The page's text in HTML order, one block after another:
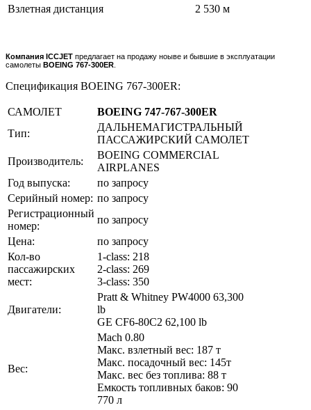
Взлетная дистанция
2 530 м
Компания ICCJET предлагает на продажу ноыве и бывшие в эксплуатации
самолеты BOEING 767-300ER
Спецификация BOEING 767-300ER:
САМОЛЕТ
BOEING 747-767-300ER
Тип:
ДАЛЬНЕМАГИСТРАЛЬНЫЙ
ПАССАЖИРСКИЙ САМОЛЕТ
Производитель:
BOEING COMMERCIAL
AIRPLANES
Год выпуска:
по запросу
Серийный номер: по запросу
Регистрационный
номер:
по запросу
Цена:
по запросу
Кол-во
пассажирских
мест:
1-class: 218
2-class: 269
3-class: 350
Двигатели:
Pratt & Whitney PW4000 63,300
lb
GE CF6-80C2 62,100 lb
Вес:
Mach 0.80
Макс. взлетный вес: 187 т
Макс. посадочный вес: 145т
Макс. вес без топлива: 88 т
Емкость топливных баков: 90
770 л